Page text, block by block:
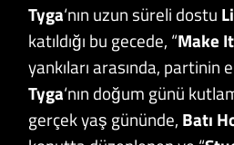
Tyga‘nın uzun süreli dostu
katıldığı bu gecede, “Make
yankıları arasında, partinin
Tyga‘nın doğum günü
gerçek yaş gününde, Batı